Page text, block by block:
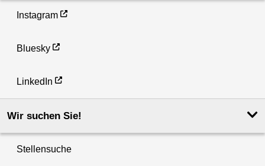
Instagram
Bluesky
LinkedIn
Wir suchen Sie!
Stellensuche